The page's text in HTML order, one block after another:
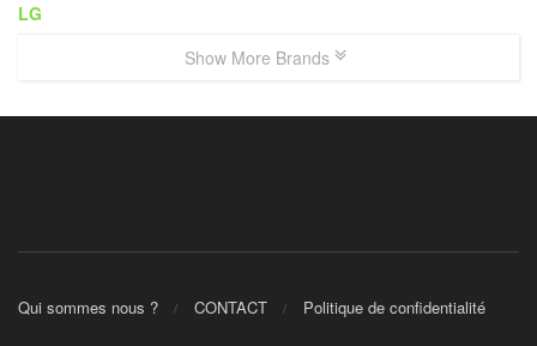
LG
Show More Brands
Qui sommes nous ? CONTACT Politique de confidentialité